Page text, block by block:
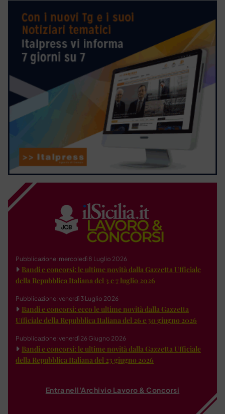
Pubblicazione: mercoledì 8 Luglio 2026
Bandi e concorsi: le ultime novità dalla Gazzetta Ufficiale
della Repubblica Italiana del 3 e 7 luglio 2026
Pubblicazione: venerdì 3 Luglio 2026
Bandi e concorsi: ecco le ultime novità dalla Gazzetta
Ufficiale della Repubblica Italiana del 26 e 30 giugno 2026
Pubblicazione: venerdì 26 Giugno 2026
Bandi e concorsi: le ultime novità dalla Gazzetta Ufficiale
della Repubblica Italiana del 23 giugno 2026
Entra nell'Archivio Lavoro & Concorsi